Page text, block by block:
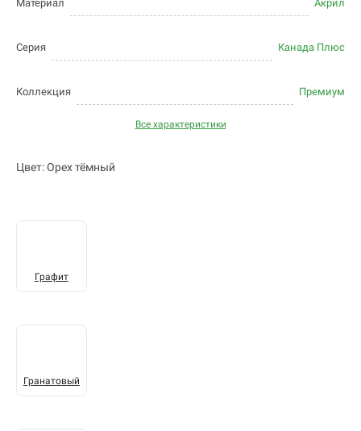
Материал Акрил
Серия Канада Плюс
Коллекция Премиум
Все характеристики
Цвет: Орех тёмный
Графит
Гранатовый